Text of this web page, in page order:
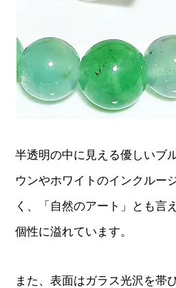
半透明の中に見える優しいブ
ウンやホワイトのインクルー
く、「自然のアート」とも言
個性に溢れています。
また、表面はガラス光沢を帯